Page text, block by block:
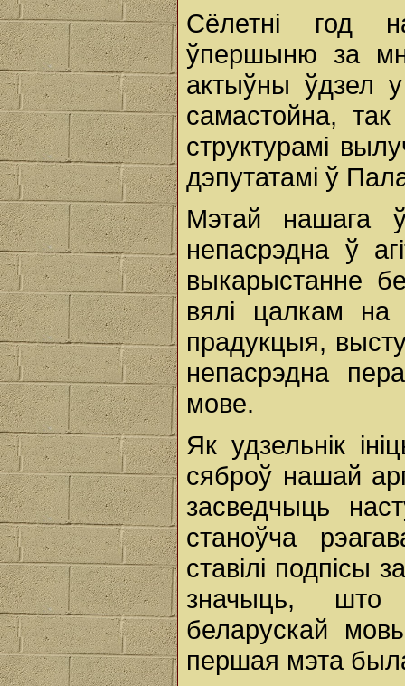
Сёлетні год
ўпершыню за
актыўны ўдзел
самастойна,
структурамі
дэпутатамі ў
Мэтай нашага
непасрэдна ў
выкарыстанне
вялі цалкам на
прадукцыя,
непасрэдна
мове.
Як удзельнік
сяброў нашай
засведчыць
станоўча
ставілі подпісы
значыць, што
беларускай
першая мэта